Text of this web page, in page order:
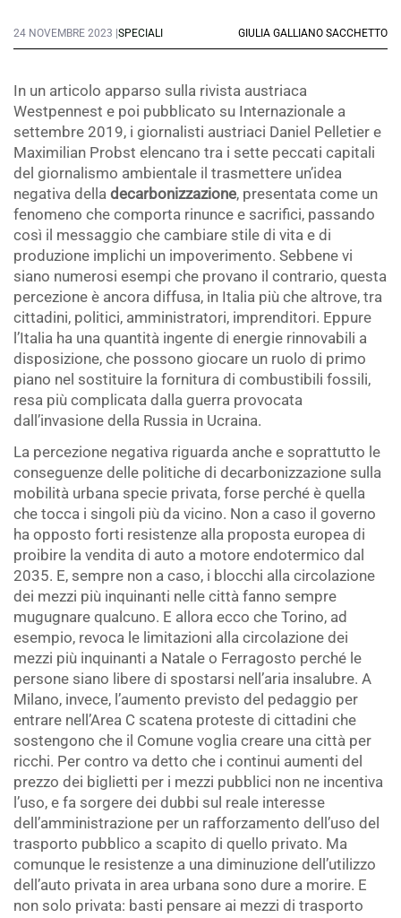
24 NOVEMBRE 2023 | SPECIALI GIULIA GALLIANO SACCHETTO
In un articolo apparso sulla rivista austriaca
Westpennest e poi pubblicato su Internazionale a
settembre 2019, i giornalisti austriaci Daniel Pelletier e
Maximilian Probst elencano tra i sette peccati capitali
del giornalismo ambientale il trasmettere un’idea
negativa della decarbonizzazione, presentata come un
fenomeno che comporta rinunce e sacrifici, passando
così il messaggio che cambiare stile di vita e di
produzione implichi un impoverimento. Sebbene vi
siano numerosi esempi che provano il contrario, questa
percezione è ancora diffusa, in Italia più che altrove, tra
cittadini, politici, amministratori, imprenditori. Eppure
l’Italia ha una quantità ingente di energie rinnovabili a
disposizione, che possono giocare un ruolo di primo
piano nel sostituire la fornitura di combustibili fossili,
resa più complicata dalla guerra provocata
dall’invasione della Russia in Ucraina.
La percezione negativa riguarda anche e soprattutto le
conseguenze delle politiche di decarbonizzazione sulla
mobilità urbana specie privata, forse perché è quella
che tocca i singoli più da vicino. Non a caso il governo
ha opposto forti resistenze alla proposta europea di
proibire la vendita di auto a motore endotermico dal
2035. E, sempre non a caso, i blocchi alla circolazione
dei mezzi più inquinanti nelle città fanno sempre
mugugnare qualcuno. E allora ecco che Torino, ad
esempio, revoca le limitazioni alla circolazione dei
mezzi più inquinanti a Natale o Ferragosto perché le
persone siano libere di spostarsi nell’aria insalubre. A
Milano, invece, l’aumento previsto del pedaggio per
entrare nell’Area C scatena proteste di cittadini che
sostengono che il Comune voglia creare una città per
ricchi. Per contro va detto che i continui aumenti del
prezzo dei biglietti per i mezzi pubblici non ne incentiva
l’uso, e fa sorgere dei dubbi sul reale interesse
dell’amministrazione per un rafforzamento dell’uso del
trasporto pubblico a scapito di quello privato. Ma
comunque le resistenze a una diminuzione dell’utilizzo
dell’auto privata in area urbana sono dure a morire. E
non solo privata: basti pensare ai mezzi di trasporto